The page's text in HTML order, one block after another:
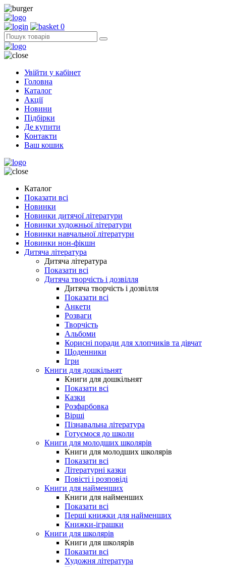
0
Увійти у кабінет
Головна
Каталог
Акції
Новини
Підбірки
Де купити
Контакти
Ваш кошик
Каталог
Показати всі
Новинки
Новинки дитячої літератури
Новинки художньої літератури
Новинки навчальної літератури
Новинки нон-фікшн
Дитяча література
Дитяча література
Показати всі
Дитяча творчість і дозвілля
Дитяча творчість і дозвілля
Показати всі
Анкети
Розваги
Творчість
Альбоми
Корисні поради для хлопчиків та дівчат
Щоденники
Ігри
Книги для дошкільнят
Книги для дошкільнят
Показати всі
Казки
Розфарбовка
Вірші
Пізнавальна література
Готуємося до школи
Книги для молодших школярів
Книги для молодших школярів
Показати всі
Літературні казки
Повісті і розповіді
Книги для найменших
Книги для найменших
Показати всі
Перші книжки для найменших
Книжки-іграшки
Книги для школярів
Книги для школярів
Показати всі
Художня література